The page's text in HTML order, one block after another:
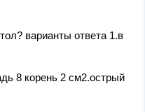
варианты ответа 1.в
8 корень 2 см2.острый